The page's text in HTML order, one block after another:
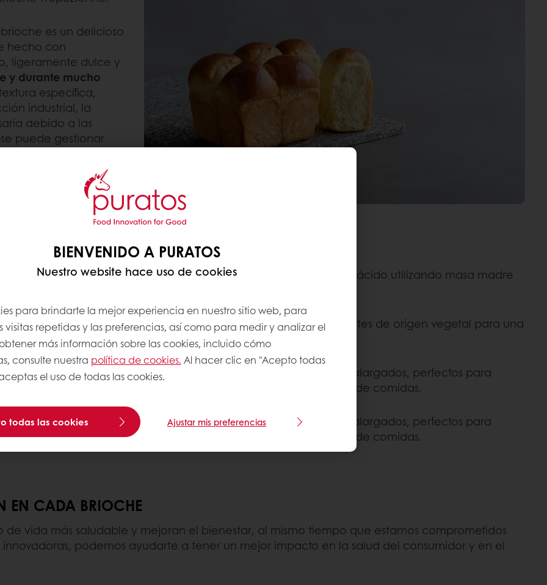
es un delicioso
hecho con
ligeramente dulce y
y durante mucho
específica,
industrial, la
debido a las
puede gestionar
con cacao en polvo
con la miga
capas hojaldradas de
este tipo de delicioso
que se originaron
🍞 Sourdough brioche:
Añade un toque ácido utilizando masa madre
🌱 Vegan brioche : Hecho con ingredientes de origen vegetal para una
opción sin lácteos y sin huevos.
🥖 Brioche baguette
: Panes de brioche alargados, perfectos para
sándwiches o como acompañamiento de comidas.
🥖 Brioche baguette: Panes de brioche alargados, perfectos para
sándwiches o como acompañamiento de comidas.
EN CADA BRIOCHE
de vida más saludable y mejoran el bienestar, al mismo tiempo que estamos comprometidos
podemos ayudarte a tener un mejor impacto en la salud del consumidor y en el
BIENVENIDO A PURATOS
Nuestro website hace uso de cookies
para brindarte la mejor experiencia en nuestro sitio web, para
visitas repetidas y las preferencias, así como para medir y analizar el
más información sobre las cookies, incluido cómo
consulte nuestra política de cookies. Al hacer clic en "Acepto todas
el uso de todas las cookies.
todas las cookies Ajustar mis preferencias